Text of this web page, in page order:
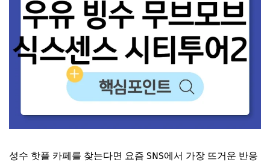
성수 핫플 카페를 찾는다면 요즘 SNS에서 가장 뜨거운 반응